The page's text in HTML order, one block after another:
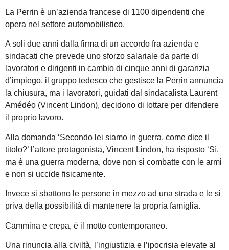
La Perrin è un’azienda francese di 1100 dipendenti che
opera nel settore automobilistico.
A soli due anni dalla firma di un accordo fra azienda e
sindacati che prevede uno sforzo salariale da parte di
lavoratori e dirigenti in cambio di cinque anni di garanzia
d’impiego, il gruppo tedesco che gestisce la Perrin annuncia
la chiusura, ma i lavoratori, guidati dal sindacalista Laurent
Amédéo (Vincent Lindon), decidono di lottare per difendere
il proprio lavoro.
Alla domanda ‘Secondo lei siamo in guerra, come dice il
titolo?’ l’attore protagonista, Vincent Lindon, ha risposto ‘Sì,
ma è una guerra moderna, dove non si combatte con le armi
e non si uccide fisicamente.
Invece si sbattono le persone in mezzo ad una strada e le si
priva della possibilità di mantenere la propria famiglia.
Cammina e crepa, è il motto contemporaneo.
Una rinuncia alla civiltà, l’ingiustizia e l’ipocrisia elevate al